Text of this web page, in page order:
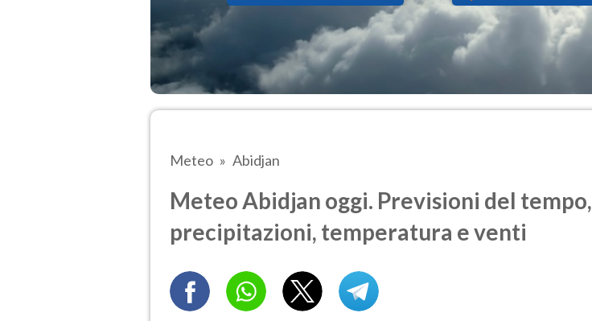
Meteo Abidjan
Meteo Abidjan oggi. Previsioni del tempo,
precipitazioni, temperatura e venti